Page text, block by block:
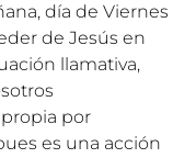
día de Viernes
de Jesús en
llamativa,
por
es una acción